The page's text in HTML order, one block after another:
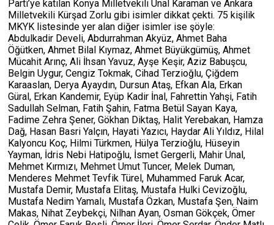
Parti’ye katılan Konya Milletvekili Ünal Karaman ve Ankara
Milletvekili Kürşad Zorlu gibi isimler dikkat çekti. 75 kişilik
MKYK listesinde yer alan diğer isimler ise şöyle:
Abdulkadir Develi, Abdurrahman Akyüz, Ahmet Baha
Öğütken, Ahmet Bilal Kıymaz, Ahmet Büyükgümüş, Ahmet
Mücahit Arınç, Ali İhsan Yavuz, Ayşe Keşir, Aziz Babuşcu,
Belgin Uygur, Cengiz Tokmak, Cihad Terzioğlu, Çiğdem
Karaaslan, Derya Ayaydın, Dursun Ataş, Efkan Ala, Erkan
Güral, Erkan Kandemir, Eyüp Kadir İnal, Fahrettin Yahşi, Fatih
Sadullah Selman, Fatih Şahin, Fatma Betül Sayan Kaya,
Fadime Zehra Şener, Gökhan Diktaş, Halit Yerebakan, Hamza
Dağ, Hasan Basri Yalçın, Hayati Yazıcı, Haydar Ali Yıldız, Hilal
Kalyoncu Koç, Hilmi Türkmen, Hülya Terzioğlu, Hüseyin
Yayman, İdris Nebi Hatipoğlu, İsmet Gergerli, Mahir Ünal,
Mehmet Kırmızı, Mehmet Umut Tuncer, Melek Duman,
Menderes Mehmet Tevfik Türel, Muhammed Faruk Acar,
Mustafa Demir, Mustafa Elitaş, Mustafa Hulki Cevizoğlu,
Mustafa Nedim Yamalı, Mustafa Özkan, Mustafa Şen, Naim
Makas, Nihat Zeybekçi, Nilhan Ayan, Osman Gökçek, Ömer